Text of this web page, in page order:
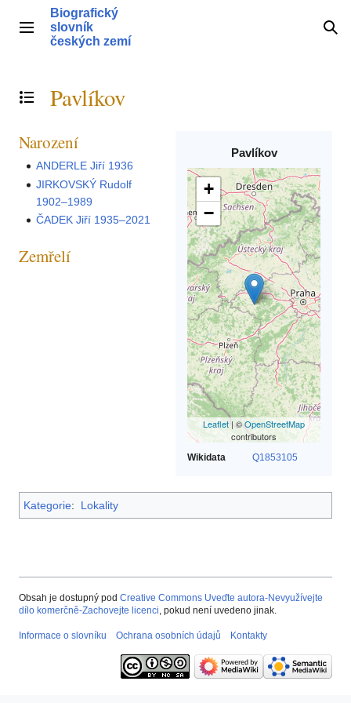
obsahHlavní menu
Biografický
slovník
českých zemí
Přepnout obsah
Pavlíkov
Pavlíkov
+
−
Leaflet | ©OpenStreetMap
contributors
Wikidata Q1853105
Narození
ANDERLE Jiří 1936
JIRKOVSKÝ Rudolf
1902–1989
ČADEK Jiří 1935–2021
Zemřelí
Kategorie: Lokality
Obsah je dostupný pod Creative Commons Uveďte autora-Nevyužívejte
dílo komerčně-Zachovejte licenci, pokud není uvedeno jinak.
Informace o slovníku Ochrana osobních údajů Kontakty